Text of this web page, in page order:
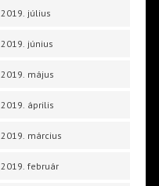
2019. július
2019. június
2019. május
2019. április
2019. március
2019. február